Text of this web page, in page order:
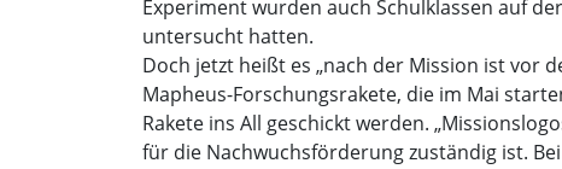
Experiment wurden auch Schulklassen auf
untersucht hatten.
Doch jetzt heißt es „nach der Mission ist vor
Mapheus-Forschungsrakete, die im Mai
Rakete ins All geschickt werden.
für die Nachwuchsförderung zuständig ist.